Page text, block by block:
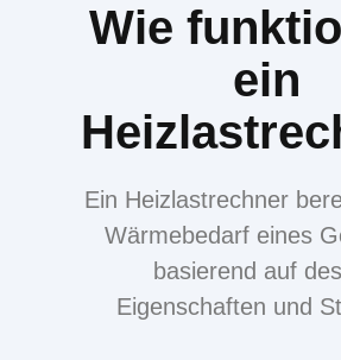
Wie
ein
Ein Heizlastrechner
Wärmebedarf eines
basierend auf
Eigenschaften und